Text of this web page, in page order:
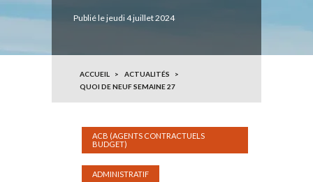
Publié le jeudi 4 juillet 2024
ACCUEIL
ACTUALITÉS
QUOI DE NEUF SEMAINE 27
ACB (AGENTS CONTRACTUELS
BUDGET)
ADMINISTRATIF